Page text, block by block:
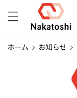
コンテンツ
に進む
ホーム お知らせ